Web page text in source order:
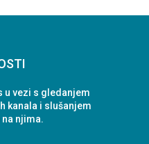
u vezi s gledanjem
kanala i slušanjem
njima.